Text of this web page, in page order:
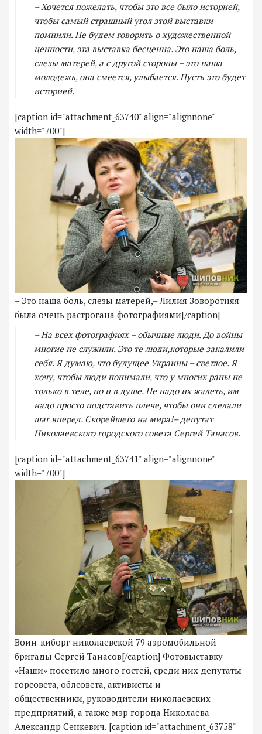
– Хочется пожелать, чтобы это все было историей,
чтобы самый страшный угол этой выставки
помнили. Не будем говорить о художественной
ценности, эта выставка бесценна. Это наша боль,
слезы матерей, а с другой стороны – это наша
молодежь, она смеется, улыбается. Пусть это будет
историей.
[caption id="attachment_63740" align="alignnone"
width="700"]
– Это наша боль, слезы матерей,– Лилия Зоворотняя
была очень растрогана фотографиями[/caption]
– На всех фотографиях – обычные люди. До войны
многие не служили. Это те люди,которые закалили
себя. Я думаю, что будущее Украины – светлое. Я
хочу, чтобы люди понимали, что у многих раны не
только в теле, но и в душе. Не надо их жалеть, им
надо просто подставить плече, чтобы они сделали
шаг вперед. Скорейшего на мира!– депутат
Николаевского городского совета Сергей Танасов.
[caption id="attachment_63741" align="alignnone"
width="700"]
Воин-киборг николаевской 79 аэромобильной
бригады Сергей Танасов[/caption] Фотовыставку
«Наши» посетило много гостей, среди них депутаты
горсовета, облсовета, активисты и
общественники, руководители николаевских
предприятий, а также мэр города Николаева
Александр Сенкевич. [caption id="attachment_63758"